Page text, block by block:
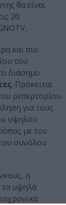
θα είναι
20
και πιο
του
διάσημο
. Πρόκειται
ρεπερτορίου
για τους
υψηλού
με τον
συνόλου
η
τα υψηλά